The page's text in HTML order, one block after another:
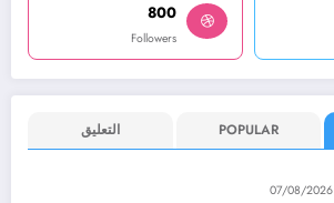
800
Followers
POPULAR التعليق
07/08/2026